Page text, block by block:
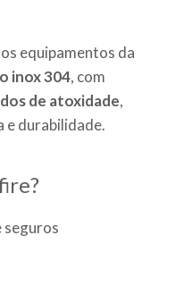
equipamentos da
inox 304, com
de atoxidade,
e durabilidade.
seguros